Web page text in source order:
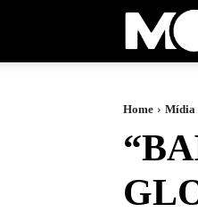
Home Mídia